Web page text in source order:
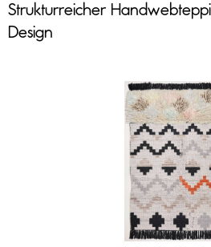
Strukturreicher
Design